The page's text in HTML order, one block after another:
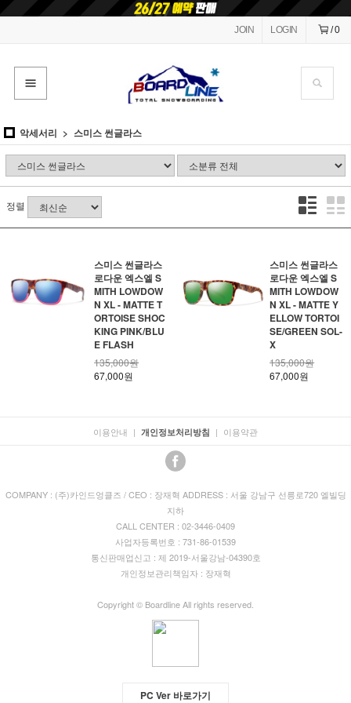
/0
LOGIN
JOIN
악세서리 스미스 썬글라스
정렬
스미스 썬글라스
로다운 엑스엘 S
MITH LOWDOW
N XL - MATTE T
ORTOISE SHOC
KING PINK/BLU
E FLASH
135,000원
67,000원
스미스 썬글라스
로다운 엑스엘 S
MITH LOWDOW
N XL - MATTE Y
ELLOW TORTOI
SE/GREEN SOL-
X
135,000원
67,000원
이용안내 | 개인정보처리방침 | 이용약관
COMPANY : (주)카인드엉클즈 / CEO : 장재혁 ADDRESS : 서울 강남구 선릉로720 엘빌딩
지하
CALL CENTER : 02-3446-0409
사업자등록번호 : 731-86-01539
통신판매업신고 : 제 2019-서울강남-04390호
개인정보관리책임자 : 장재혁
Copyright © Boardline All rights reserved.
PC Ver 바로가기